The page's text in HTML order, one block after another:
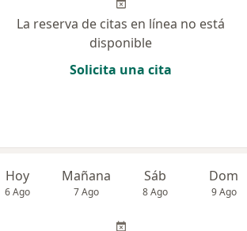
La reserva de citas en línea no está
disponible
Solicita una cita
Hoy
6 Ago
Mañana
7 Ago
Sáb
8 Ago
Dom
9 Ago